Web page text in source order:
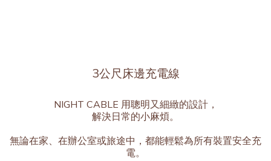
3公尺床邊充電線
NIGHT CABLE 用聰明又細緻的設計，
解決日常的小麻煩。
無論在家、在辦公室或旅途中，都能輕鬆為所有裝置安全充
電。